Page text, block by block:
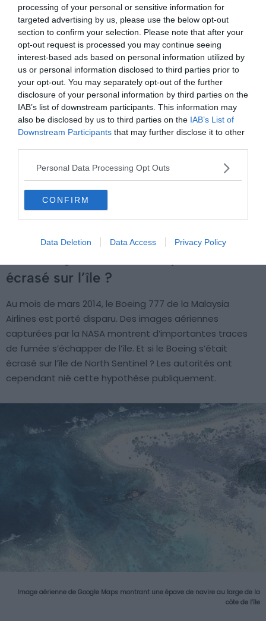
processing of your personal or sensitive information for
targeted advertising by us, please use the below opt-out
section to confirm your selection. Please note that after your
opt-out request is processed you may continue seeing
interest-based ads based on personal information utilized by
us or personal information disclosed to third parties prior to
your opt-out. You may separately opt-out of the further
disclosure of your personal information by third parties on the
IAB’s list of downstream participants. This information may
also be disclosed by us to third parties on the IAB’s List of
Downstream Participants that may further disclose it to other
Personal Data Processing Opt Outs
CONFIRM
Data Deletion Data Access Privacy Policy
des Sentinelles. Lui et son équipe sont les seuls à ce jour
à avoir pu entrer en contact avec la tribu indigène. Mais
pour cela, il lui a fallu plusieurs essais répartis sur 30 ans.
« On ne sait pas pourquoi, soudain, ils ont décidé de
baisser les armes », raconte-t-il étonné. Pour pénétrer
dans l’antre des Sentinelles, l’équipe de Pandit avait dû
retirer ses vêtements et s’accoutumer aux traditions
locales. L’expédition avait été filmée :
Selon l’universitaire, le peuple n’est pas cannibale et n’a
pas de chef de tribu, contrairement aux idées reçues.
écrasé sur l’île ?
Au mois de mars 2014, le Boeing 777 de la Malaysia
Airlines est porté disparu. Des images aériennes
capturées par la NASA montrent d’importantes traces
de fumée s’échapper de l’île. Et si le Boeing s’était
écrasé sur l’île de North Sentinel ? Les autorités ont
cependant nié cette hypothèse publiquement.
Image aérienne de Google Maps montrant une épave de navire au large de la
côte de l’île